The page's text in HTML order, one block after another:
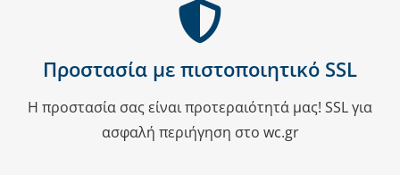
Προστασία με πιστοποιητικό SSL
Η προστασία σας είναι προτεραιότητά μας! SSL για
ασφαλή περιήγηση στο wc.gr